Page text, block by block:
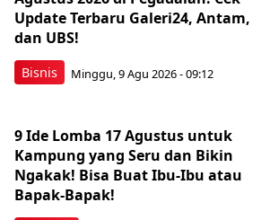
Bisnis
Update Terbaru Galeri24, Antam,
dan UBS!
Minggu, 9 Agu 2026 - 09:12
9 Ide Lomba 17 Agustus untuk
Kampung yang Seru dan Bikin
Ngakak! Bisa Buat Ibu-Ibu atau
Bapak-Bapak!